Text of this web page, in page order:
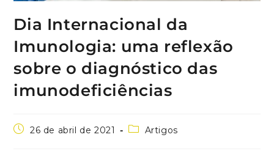
Dia Internacional da
Imunologia: uma reflexão
sobre o diagnóstico das
imunodeficiências
26 de abril de 2021 Artigos